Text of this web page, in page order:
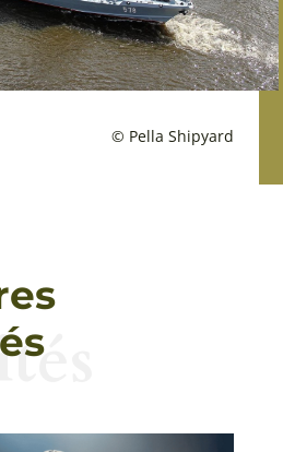
© Pella Shipyard